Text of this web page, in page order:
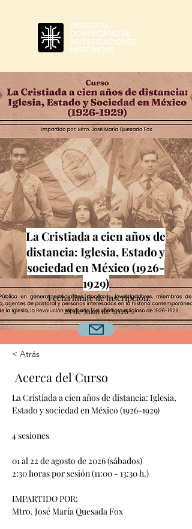
La Cristiada a cien años de
distancia: Iglesia, Estado y
sociedad en México(1926-
1929)
Fecha limite de inscripción:
28 de julio de 2026
< Atrás
Acerca del Curso
La Cristiada a cien años de distancia: Iglesia,
Estado y sociedad en México (1926-1929)
4 sesiones
01 al 22 de agosto de 2026 (sábados)
2:30 horas por sesión (11:00 - 13:30 h.)
IMPARTIDO POR:
Mtro. José María Quesada Fox